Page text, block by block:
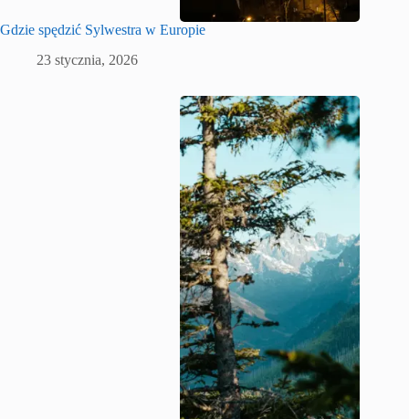
Gdzie spędzić Sylwestra w Europie
23 stycznia, 2026